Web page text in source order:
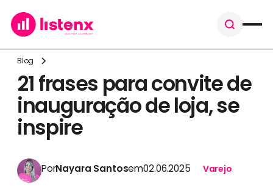
Blog
21 frases para convite de
inauguração de loja, se
inspire
PorNayara Santosem02.06.2025 Varejo